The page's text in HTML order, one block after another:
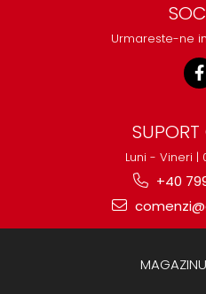
Urmareste-ne
SUPORT
Luni - Vineri |
+40